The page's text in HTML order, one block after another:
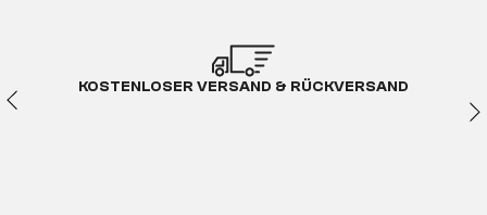
KOSTENLOSER VERSAND & RÜCKVERSAND